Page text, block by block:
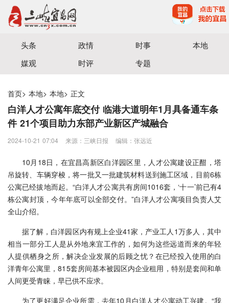
宜昌三峡融媒体中心主办
头条 政情 时事
本地
媒观
时评 专题
首页> 本地> 本地> 正文
白洋人才公寓年底交付 临港大道明年1月具备通车条
件 21个项目助力东部产业新区产城融合
2024-10-21 07:04 来源：三峡日报 编辑：张远近
10月18日，在宜昌高新区白洋园区里，人才公寓建设正酣，塔
吊旋转、车辆穿梭，将一批又一批建筑材料送到施工区域，目前6栋
公寓已经拔地而起。“白洋人才公寓共有房间1016套，‘十一’前已有4
栋公寓封顶，今年年底可以全部交付。”白洋人才公寓项目负责人艾
全山介绍。
据了解，白洋园区内有规上企业41家，产业工人1万多人，其中
相当一部分工人是从外地来宜工作的，如何为这些远道而来的年轻
人提供栖身之所，解决企业发展的后顾之忧？在已经投入使用的白
洋青年公寓里，815套房间基本被园区内企业租用，特别是套间和单
人间更受青睐，早已供不应求。
为了更好满足企业所需，去年10月白洋人才公寓动工兴建。“我